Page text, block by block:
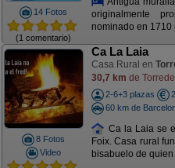
14 Fotos
(1 comentario)
originalmente
nominado en 1710
8 Fotos
Video
Ca La Laia
Casa Rural en
30,7 km de
2-6+3 plazas
60 km de
Ca la Laia se
Foix. Casa rural
bisabuelo de